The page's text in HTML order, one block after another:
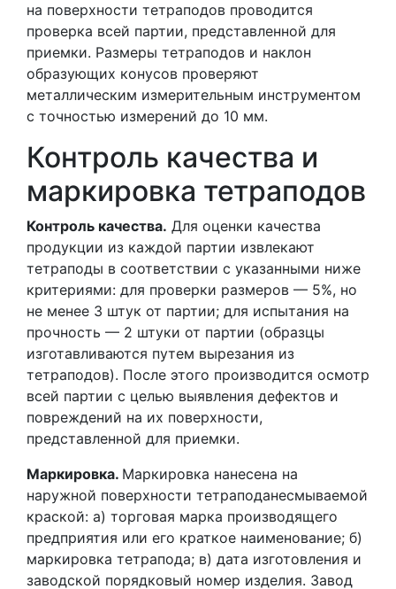
на поверхности тетраподов проводится
проверка всей партии, представленной для
приемки. Размеры тетраподов и наклон
образующих конусов проверяют
металлическим измерительным инструментом
с точностью измерений до 10 мм.
Контроль качества и
маркировка тетраподов
Контроль качества. Для оценки качества
продукции из каждой партии извлекают
тетраподы в соответствии с указанными ниже
критериями: для проверки размеров — 5%, но
не менее 3 штук от партии; для испытания на
прочность — 2 штуки от партии (образцы
изготавливаются путем вырезания из
тетраподов). После этого производится осмотр
всей партии с целью выявления дефектов и
повреждений на их поверхности,
представленной для приемки.
Маркировка. Маркировка нанесена на
наружной поверхности тетраподанесмываемой
краской: а) торговая марка производящего
предприятия или его краткое наименование; б)
маркировка тетрапода; в) дата изготовления и
заводской порядковый номер изделия. Завод